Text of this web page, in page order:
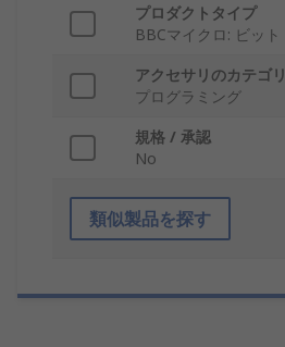
プロダクトタイプ
BBCマイクロ: ビット
アクセサリのカテゴリ
プログラミング
規格 / 承認
No
類似製品を探す